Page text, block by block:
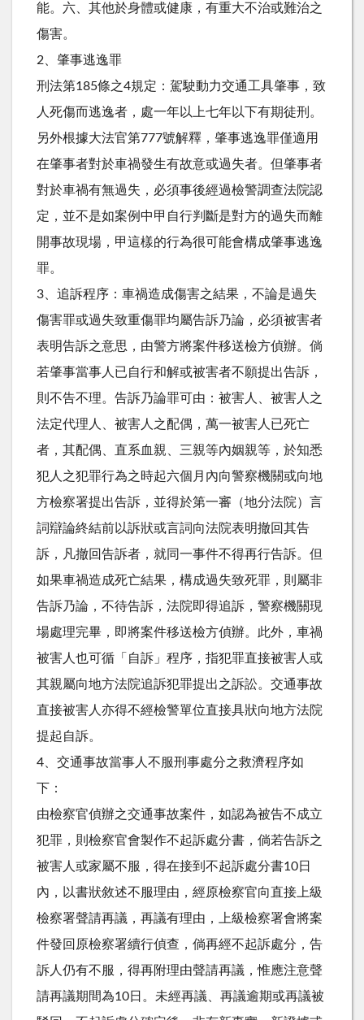
能。六、其他於身體或健康，有重大不治或難治之
傷害。
2、肇事逃逸罪
刑法第185條之4規定：駕駛動力交通工具肇事，致
人死傷而逃逸者，處一年以上七年以下有期徒刑。
另外根據大法官第777號解釋，肇事逃逸罪僅適用
在肇事者對於車禍發生有故意或過失者。但肇事者
對於車禍有無過失，必須事後經過檢警調查法院認
定，並不是如案例中甲自行判斷是對方的過失而離
開事故現場，甲這樣的行為很可能會構成肇事逃逸
罪。
3、追訴程序：車禍造成傷害之結果，不論是過失
傷害罪或過失致重傷罪均屬告訴乃論，必須被害者
表明告訴之意思，由警方將案件移送檢方偵辦。倘
若肇事當事人已自行和解或被害者不願提出告訴，
則不告不理。告訴乃論罪可由：被害人、被害人之
法定代理人、被害人之配偶，萬一被害人已死亡
者，其配偶、直系血親、三親等內姻親等，於知悉
犯人之犯罪行為之時起六個月內向警察機關或向地
方檢察署提出告訴，並得於第一審（地分法院）言
詞辯論終結前以訴狀或言詞向法院表明撤回其告
訴，凡撤回告訴者，就同一事件不得再行告訴。但
如果車禍造成死亡結果，構成過失致死罪，則屬非
告訴乃論，不待告訴，法院即得追訴，警察機關現
場處理完畢，即將案件移送檢方偵辦。此外，車禍
被害人也可循「自訴」程序，指犯罪直接被害人或
其親屬向地方法院追訴犯罪提出之訴訟。交通事故
直接被害人亦得不經檢警單位直接具狀向地方法院
提起自訴。
4、交通事故當事人不服刑事處分之救濟程序如
下：
由檢察官偵辦之交通事故案件，如認為被告不成立
犯罪，則檢察官會製作不起訴處分書，倘若告訴之
被害人或家屬不服，得在接到不起訴處分書10日
內，以書狀敘述不服理由，經原檢察官向直接上級
檢察署聲請再議，再議有理由，上級檢察署會將案
件發回原檢察署續行偵查，倘再經不起訴處分，告
訴人仍有不服，得再附理由聲請再議，惟應注意聲
請再議期間為10日。未經再議、再議逾期或再議被